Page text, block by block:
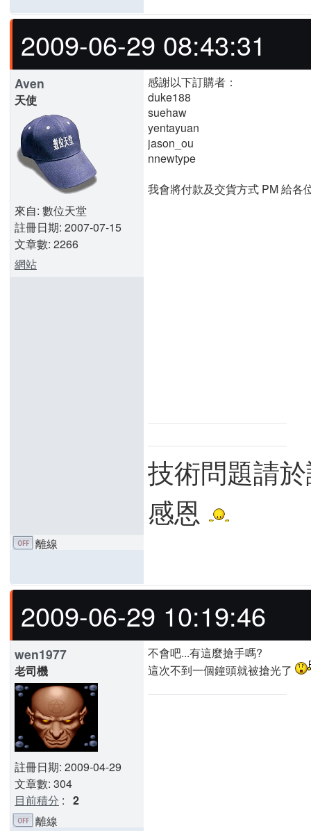
2009-06-29 08:43:31
Aven
天使
來自: 數位天堂
註冊日期: 2007-07-15
文章數: 2266
網站
感謝以下訂購者：
duke188
suehaw
yentayuan
jason_ou
nnewtype
我會將付款及交貨方式 PM 給各
技術問題請
感恩
離線
2009-06-29 10:19:46
wen1977
老司機
註冊日期: 2009-04-29
文章數: 304
目前積分 : 2
不會吧...有這麼搶手嗎?
這次不到一個鐘頭就被搶光了
離線